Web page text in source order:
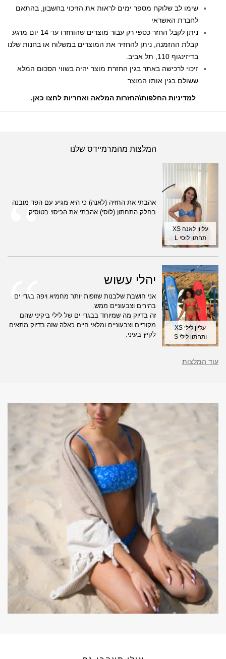
שימו לב שלוקח מספר ימים לראות את הזיכוי בחשבון, בהתאם
לחברת האשראי
ניתן לקבל החזר כספי רק עבור מוצרים שהוחזרו עד 14 יום מרגע
קבלת ההזמנה, ניתן להחזיר את המוצרים במשלוח או בחנות שלנו
בדיזינגוף 110, תל אביב.
זיכוי לרכישה באתר בגין החזרת מוצר יהיה בשווי הסכום המלא
ששולם בגין אותו המוצר
למדיניות החלפות\החזרות המלאה ואחריות לחצו כאן.
המלצות מהמרמיידס שלנו
עליון לאנה XS
תחתון לוסי L
אהבתי את החזיה (לאנה) כי היא מגיע עם הפד מובנה
בחלק התחתון (לוסי) אהבתי את הכיסוי בטוסיק
עליון לילי XS
ותחתון לילי S
יהלי עשוש
אני חושבת שלבנות שזופות יותר מחמיא ויפה בגדי ים
בהירים וצבעוניים ממש.
זה בדיוק מה שמיוחד בבגדי ים של לילי ביקיני שהם
מקוריים וצבעוניים ומלאי חיים כאלה שזה בדיוק מתאים
לקיץ בעיני.
עוד המלצות